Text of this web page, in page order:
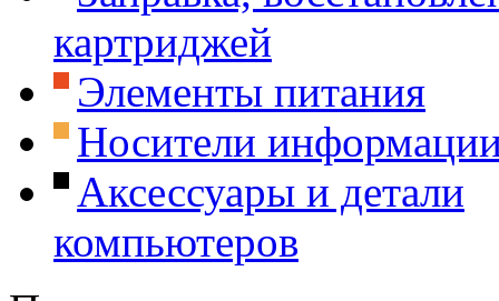
картриджей
Элементы питания
Носители
Аксессуары и детали
компьютеров